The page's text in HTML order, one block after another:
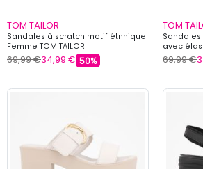
TOM TAILOR
Sandales à scratch motif étnhique
Femme TOM TAILOR
69,99 €34,99 € 50%
TOM
avec
69,99 €